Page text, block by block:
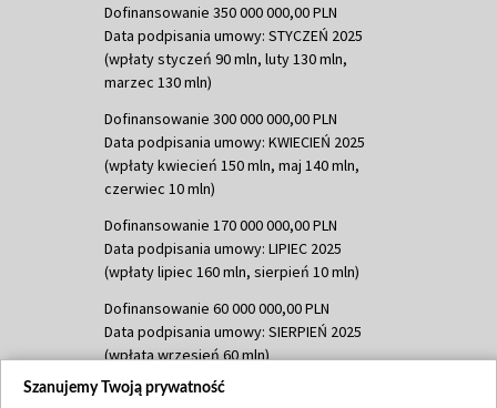
Dofinansowanie 350 000 000,00 PLN
Data podpisania umowy: STYCZEŃ 2025
(wpłaty styczeń 90 mln, luty 130 mln,
marzec 130 mln)
Dofinansowanie 300 000 000,00 PLN
Data podpisania umowy: KWIECIEŃ 2025
(wpłaty kwiecień 150 mln, maj 140 mln,
czerwiec 10 mln)
Dofinansowanie 170 000 000,00 PLN
Data podpisania umowy: LIPIEC 2025
(wpłaty lipiec 160 mln, sierpień 10 mln)
Dofinansowanie 60 000 000,00 PLN
Data podpisania umowy: SIERPIEŃ 2025
(wpłata wrzesień 60 mln)
Dofinansowanie 635 783 051,21 PLN
Szanujemy Twoją prywatność